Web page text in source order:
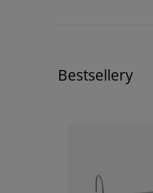
Bestsellery